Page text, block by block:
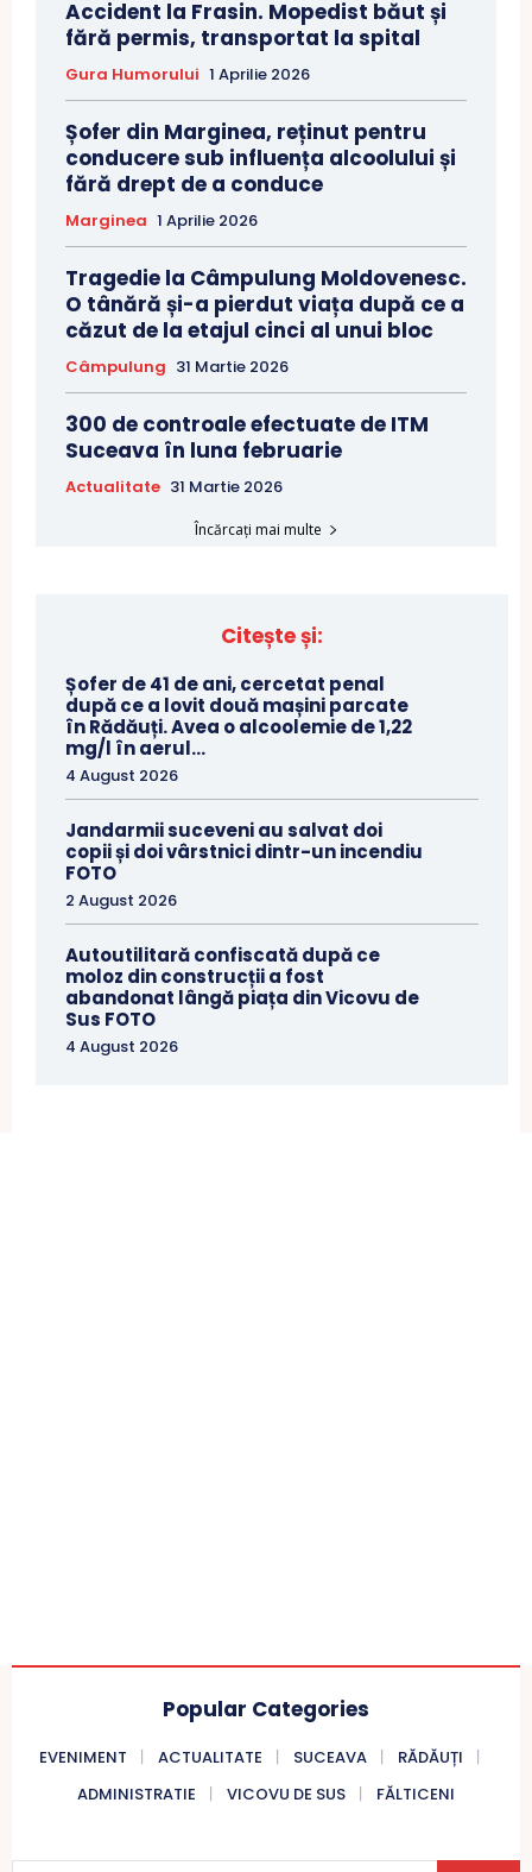
Accident la Frasin. Mopedist băut și
fără permis, transportat la spital
Gura Humorului 1 Aprilie 2026
Șofer din Marginea, reținut pentru
conducere sub influența alcoolului și
fără drept de a conduce
Marginea 1 Aprilie 2026
Tragedie la Câmpulung Moldovenesc.
O tânără și-a pierdut viața după ce a
căzut de la etajul cinci al unui bloc
Câmpulung 31 Martie 2026
300 de controale efectuate de ITM
Suceava în luna februarie
Actualitate 31 Martie 2026
Încărcați mai multe
Citește și:
Șofer de 41 de ani, cercetat penal
după ce a lovit două mașini parcate
în Rădăuți. Avea o alcoolemie de 1,22
mg/l în aerul...
4 August 2026
Jandarmii suceveni au salvat doi
copii și doi vârstnici dintr-un incendiu
FOTO
2 August 2026
Autoutilitară confiscată după ce
moloz din construcții a fost
abandonat lângă piața din Vicovu de
Sus FOTO
4 August 2026
Popular Categories
EVENIMENT ACTUALITATE SUCEAVA
RĂDĂUȚI
ADMINISTRATIE
VICOVU DE SUS FĂLTICENI